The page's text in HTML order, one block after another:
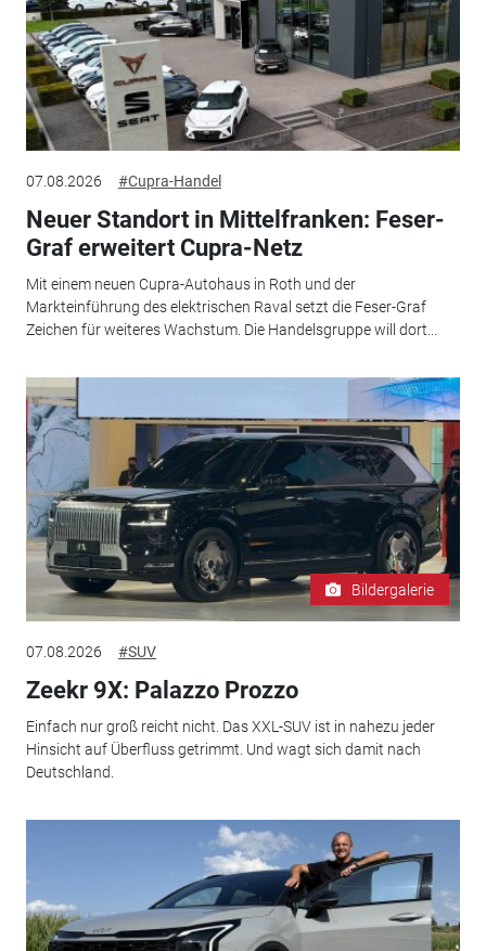
07.08.2026 #Cupra-Handel
Neuer Standort in Mittelfranken: Feser-
Graf erweitert Cupra-Netz
Mit einem neuen Cupra-Autohaus in Roth und der
Markteinführung des elektrischen Raval setzt die Feser-Graf
Zeichen für weiteres Wachstum. Die Handelsgruppe will dort...
Bildergalerie
07.08.2026 #SUV
Zeekr 9X: Palazzo Prozzo
Einfach nur groß reicht nicht. Das XXL-SUV ist in nahezu jeder
Hinsicht auf Überfluss getrimmt. Und wagt sich damit nach
Deutschland.